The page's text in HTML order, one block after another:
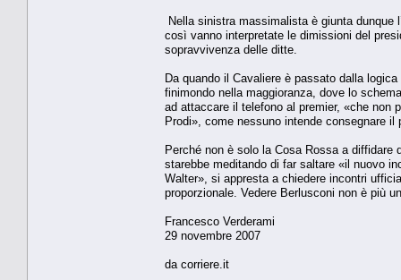
Nella sinistra massimalista è giunta dunque
così vanno interpretate le dimissioni del
sopravvivenza delle ditte.
Da quando il Cavaliere è passato dalla
finimondo nella maggioranza, dove lo
ad attaccare il telefono al premier, «che non
Prodi», come nessuno intende consegnare
Perché non è solo la Cosa Rossa a diffidare
starebbe meditando di far saltare «il nuovo
Walter», si appresta a chiedere incontri
proporzionale. Vedere Berlusconi non è più
Francesco Verderami
29 novembre 2007
da corriere.it